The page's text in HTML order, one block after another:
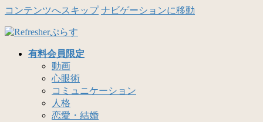
コンテンツへスキップ ナビゲーションに移動
有料会員限定
動画
心眼術
コミュニケーション
人格
恋愛・結婚